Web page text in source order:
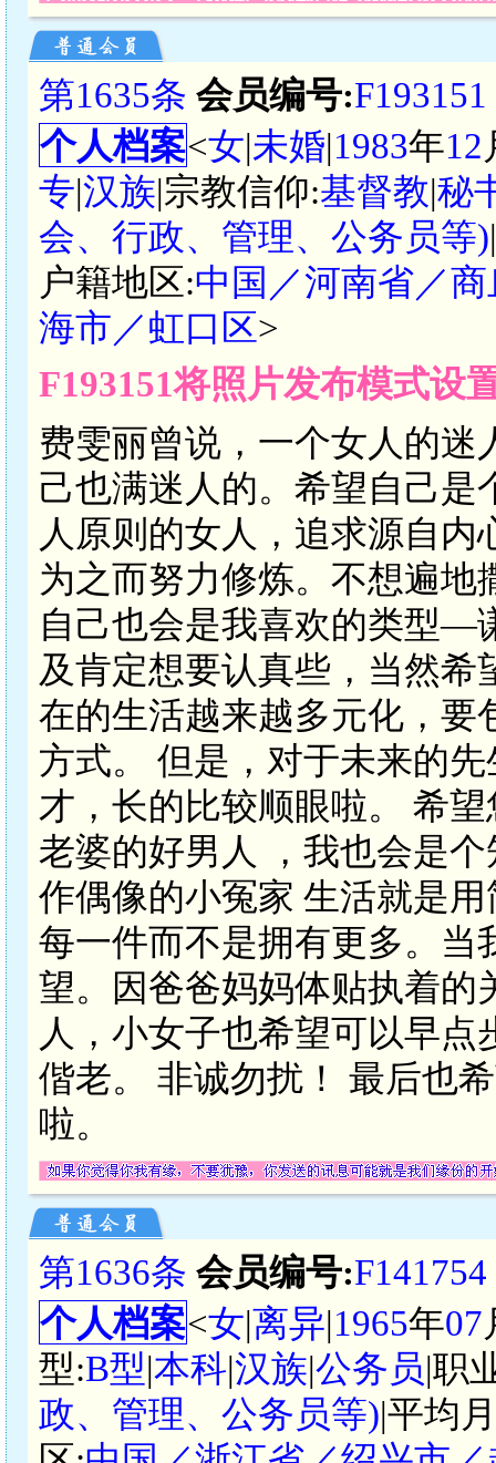
第1635条 会员编号:F193151
个人档案<女|未婚|1983年12
专|汉族|宗教信仰:基督教|秘
会、行政、管理、公务员等)
户籍地区:中国／河南省／
海市／虹口区>
F193151将照片发布模式设
费雯丽曾说，一个女人的迷
己也满迷人的。希望自己是
人原则的女人，追求源自
为之而努力修炼。不想遍
自己也会是我喜欢的类型—
及肯定想要认真些，当然
在的生活越来越多元化，要
方式。 但是，对于未来的
才，长的比较顺眼啦。 希
老婆的好男人 ，我也会是
作偶像的小冤家 生活就是
每一件而不是拥有更多。当
望。因爸爸妈妈体贴执着的
人，小女子也希望可以早
偕老。 非诚勿扰！ 最后也
啦。
第1636条 会员编号:F141754
个人档案<女|离异|1965年07
型:B型|本科|汉族|公务员|职
政、管理、公务员等)|平均